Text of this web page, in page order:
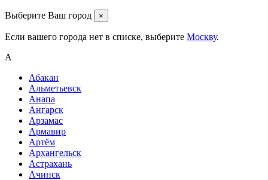
Выберите Ваш город ×
Если вашего города нет в списке, выберите Москву.
А
Абакан
Альметьевск
Анапа
Ангарск
Арзамас
Армавир
Артём
Архангельск
Астрахань
Ачинск